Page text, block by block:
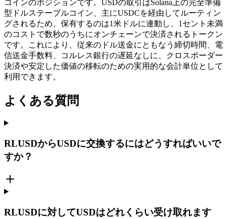
コインのポジションです。USDの取引はSolana上の完全準備
型ドルステーブルコイン、主にUSDCを経由してルーティン
グされるため、保有するのは1米ドルに連動し、1セント未満
のコストで数秒のうちにオンチェーンで決済されるトークン
です。これにより、従来のドル送金にともなう締切時間、電
信送金手数料、コルレス銀行の遅延なしに、クロスボーダー
決済や安定した価値の移転のための実用的な会計単位として
利用できます。
よくある質問
RLUSDからUSDに交換するにはどうすればいいで
すか？
RLUSDに対してUSDはどれくらい受け取れます